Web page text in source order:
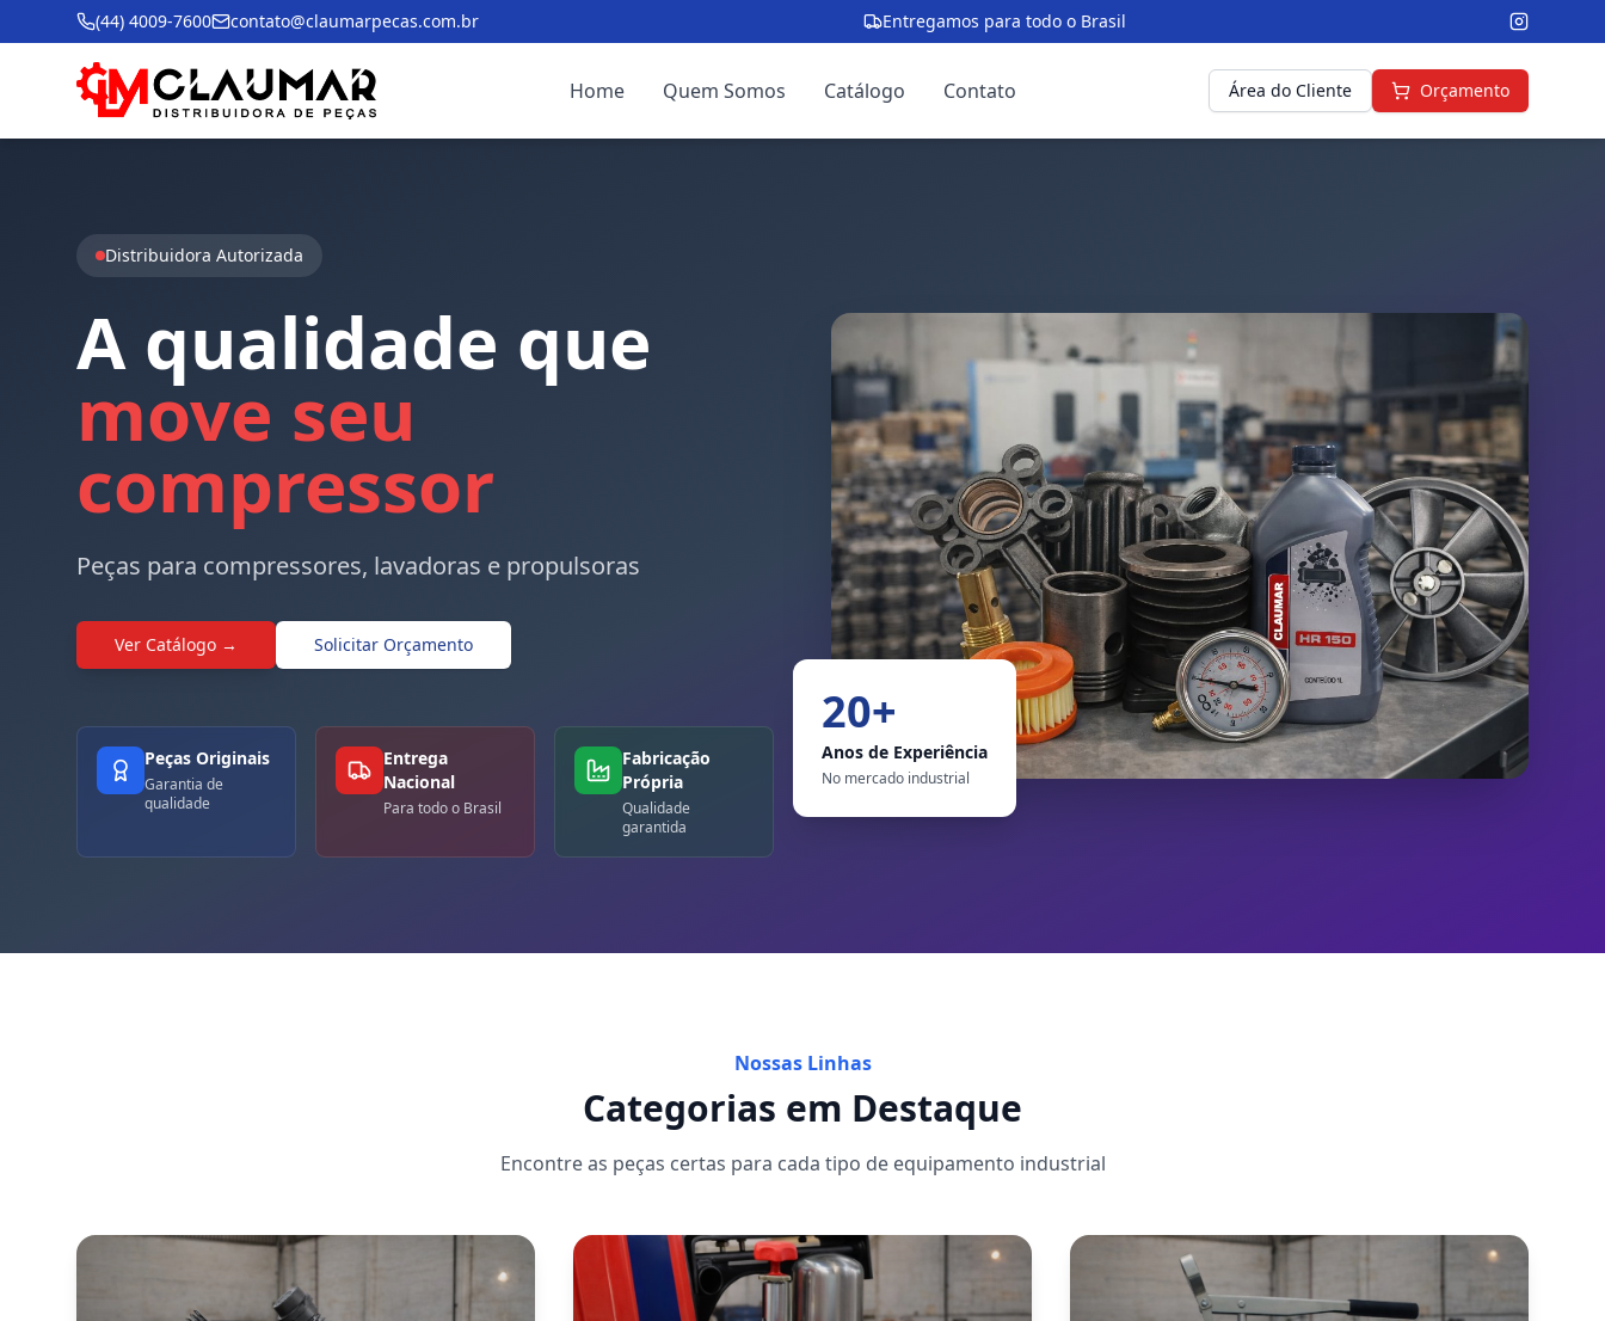
(44) 4009-7600 contato@claumarpecas.com.br Entregamos para todo o Brasil
Home Quem Somos Catálogo Contato Área do Cliente Orçamento
Distribuidora Autorizada
A qualidade que
move seu
compressor
Peças para compressores, lavadoras e propulsoras
Ver Catálogo → Solicitar Orçamento
Peças Originais
Garantia de
qualidade
Entrega
Nacional
Para todo o Brasil
Fabricação
Própria
Qualidade
garantida
20+
Anos de Experiência
No mercado industrial
Nossas Linhas
Categorias em Destaque
Encontre as peças certas para cada tipo de equipamento industrial